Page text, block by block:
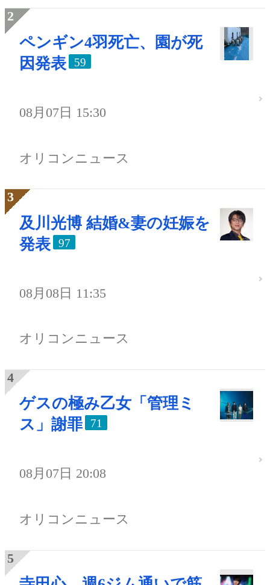
ペンギン4羽死亡、園が死
因発表
59
08月07日 15:30
オリコンニュース
及川光博 結婚&妻の妊娠を
発表
97
08月08日 11:35
オリコンニュース
ゲスの極み乙女「管理ミ
ス」謝罪
71
08月07日 20:08
オリコンニュース